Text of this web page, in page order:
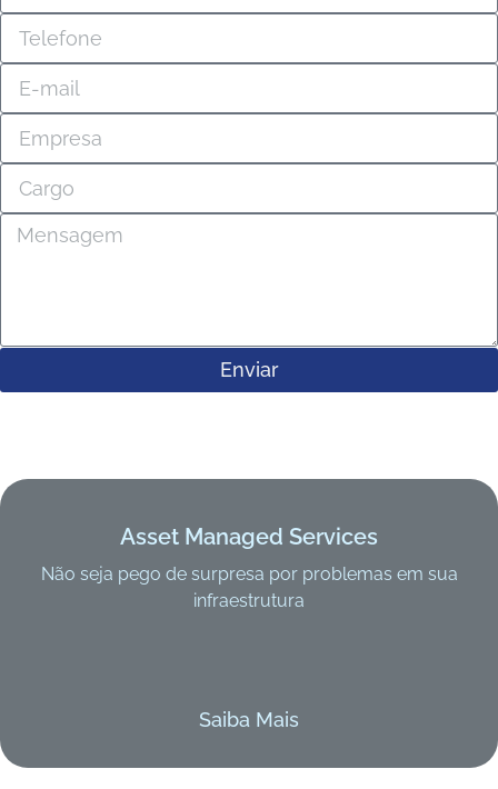
Enviar
Asset Managed Services
Não seja pego de surpresa por problemas em sua
infraestrutura
Saiba Mais